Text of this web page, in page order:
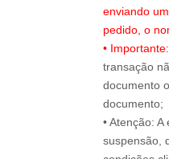
enviando
pedido, o
• Importante:
transação
documento
documento;
• Atenção:
suspensão,